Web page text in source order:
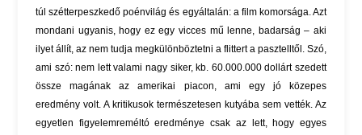
túl szétterpeszkedő poénvilág és egyáltalán: a film komorsága. Azt
mondani ugyanis, hogy ez egy vicces mű lenne, badarság – aki
ilyet állít, az nem tudja megkülönböztetni a flittert a pasztelltől. Szó,
ami szó: nem lett valami nagy siker, kb. 60.000.000 dollárt szedett
össze magának az amerikai piacon, ami egy jó közepes
eredmény volt. A kritikusok természetesen kutyába sem vették. Az
egyetlen figyelemreméltó eredménye csak az lett, hogy egyes